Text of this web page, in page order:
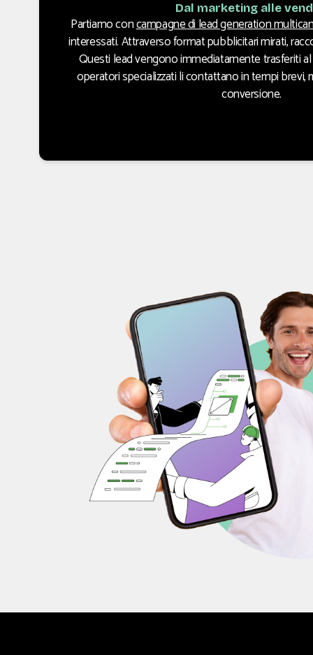
Dal marketing alle
Partiamo concampagne di lead generation
interessati. Attraverso format pubblicitari mirati,
Questi lead vengono immediatamente trasferiti
operatori specializzati li contattano in tempi brevi,
conversione.